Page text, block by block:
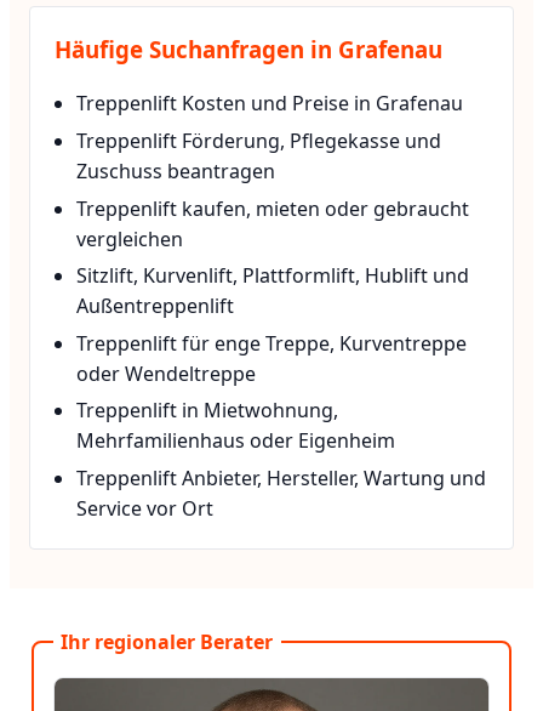
Häufige Suchanfragen in Grafenau
Treppenlift Kosten und Preise in Grafenau
Treppenlift Förderung, Pflegekasse und
Zuschuss beantragen
Treppenlift kaufen, mieten oder gebraucht
vergleichen
Sitzlift, Kurvenlift, Plattformlift, Hublift und
Außentreppenlift
Treppenlift für enge Treppe, Kurventreppe
oder Wendeltreppe
Treppenlift in Mietwohnung,
Mehrfamilienhaus oder Eigenheim
Treppenlift Anbieter, Hersteller, Wartung und
Service vor Ort
Ihr regionaler Berater